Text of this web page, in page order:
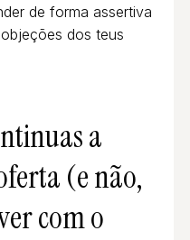
de forma assertiva
dos teus
a
(e não,
com o